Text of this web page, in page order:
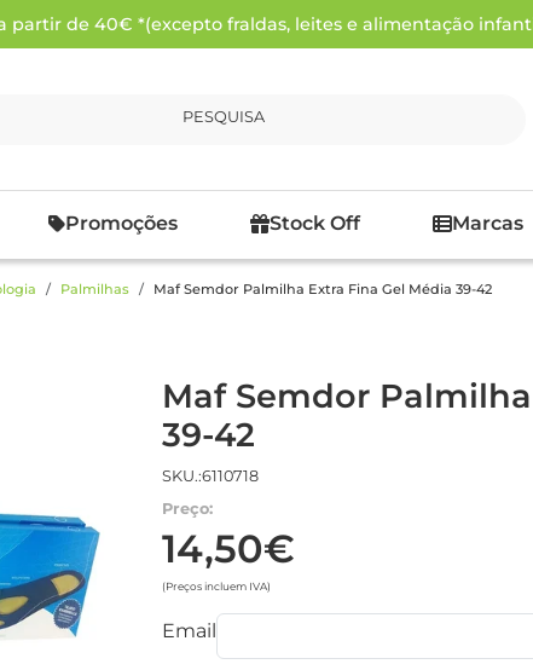
partir de 40€ *(excepto fraldas, leites e alimentação
PESQUISA
Promoções Stock Off Marcas
Palmilhas Maf Semdor Palmilha Extra Fina Gel Média 39-42
Maf Semdor
39-42
SKU.:6110718
Preço:
14,50€
(Preços incluem IVA)
Email